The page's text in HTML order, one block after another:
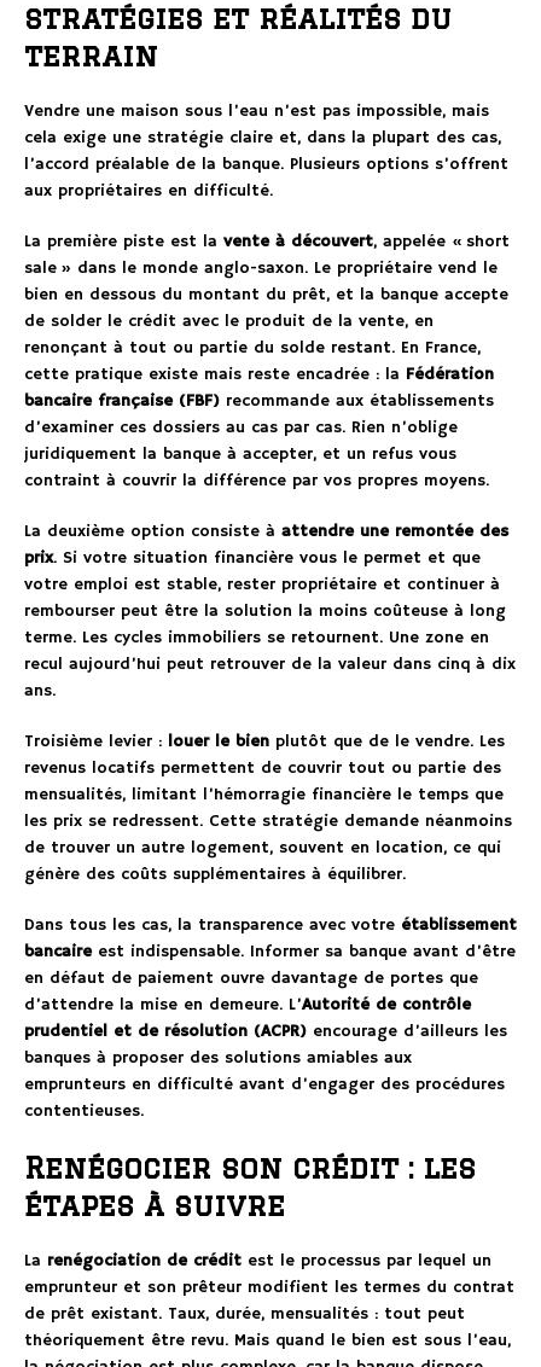
stratégies et réalités du
terrain
Vendre une maison sous l’eau n’est pas impossible, mais
cela exige une stratégie claire et, dans la plupart des cas,
l’accord préalable de la banque. Plusieurs options s’offrent
aux propriétaires en difficulté.
La première piste est la vente à découvert, appelée « short
sale » dans le monde anglo-saxon. Le propriétaire vend le
bien en dessous du montant du prêt, et la banque accepte
de solder le crédit avec le produit de la vente, en
renonçant à tout ou partie du solde restant. En France,
cette pratique existe mais reste encadrée : la Fédération
bancaire française (FBF) recommande aux établissements
d’examiner ces dossiers au cas par cas. Rien n’oblige
juridiquement la banque à accepter, et un refus vous
contraint à couvrir la différence par vos propres moyens.
La deuxième option consiste à attendre une remontée des
prix. Si votre situation financière vous le permet et que
votre emploi est stable, rester propriétaire et continuer à
rembourser peut être la solution la moins coûteuse à long
terme. Les cycles immobiliers se retournent. Une zone en
recul aujourd’hui peut retrouver de la valeur dans cinq à dix
ans.
Troisième levier : louer le bien plutôt que de le vendre. Les
revenus locatifs permettent de couvrir tout ou partie des
mensualités, limitant l’hémorragie financière le temps que
les prix se redressent. Cette stratégie demande néanmoins
de trouver un autre logement, souvent en location, ce qui
génère des coûts supplémentaires à équilibrer.
Dans tous les cas, la transparence avec votre établissement
bancaireest indispensable. Informer sa banque avant d’être
en défaut de paiement ouvre davantage de portes que
d’attendre la mise en demeure. L’Autorité de contrôle
prudentiel et de résolution (ACPR) encourage d’ailleurs les
banques à proposer des solutions amiables aux
emprunteurs en difficulté avant d’engager des procédures
contentieuses.
Renégocier son crédit : les
étapes à suivre
La renégociation de crédit est le processus par lequel un
emprunteur et son prêteur modifient les termes du contrat
de prêt existant. Taux, durée, mensualités : tout peut
théoriquement être revu. Mais quand le bien est sous l’eau,